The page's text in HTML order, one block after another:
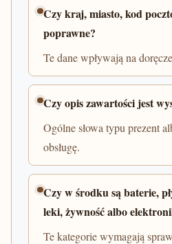
Czy kraj, miasto, kod
poprawne?
Te dane wpływają na
Czy opis zawartości jest
Ogólne słowa typu prezent
obsługę.
Czy w środku są baterie,
leki, żywność albo
Te kategorie wymagają